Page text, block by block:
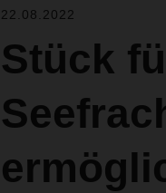
22.08.2022
Stück